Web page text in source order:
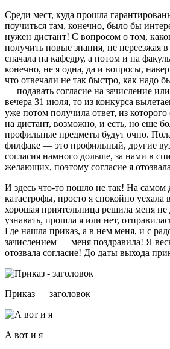
Среди мест, куда прошла
поучиться там, конечно, было бы
нужен дистант! С вопросом о том,
получить новые знания, не переезжая
сначала на кафедру, а потом и на
конечно, не я одна, да и вопросы,
что отвечали не так быстро, как надо
— подавать согласие на зачисление
вечера 31 июля, то из конкурса
уже потом получила ответ, из
на дистант, возможно, и есть, но еще
профильные предметы будут очно.
филфаке — это профильный, другие
согласия намного дольше, за нами в
желающих, поэтому согласие я
И здесь что-то пошло не так! На самом
катастрофы, просто я спокойно уехала
хорошая приятельница решила меня не
узнавать, прошла я или нет,
Где нашла приказ, а в нем меня, и с
зачислением — меня поздравила! Я
отозвала согласие! До даты выхода
Приказ — заголовок
А вот и я